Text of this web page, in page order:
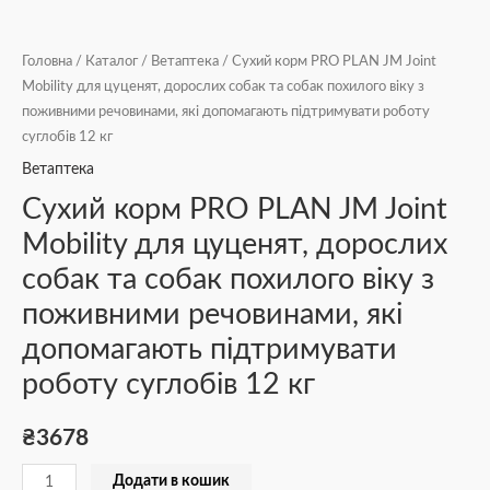
Головна / Каталог / Ветаптека / Сухий корм PRO PLAN JM Joint
Mobility для цуценят, дорослих собак та собак похилого віку з
поживними речовинами, які допомагають підтримувати роботу
суглобів 12 кг
Ветаптека
Сухий корм PRO PLAN JM Joint
Mobility для цуценят, дорослих
собак та собак похилого віку з
поживними речовинами, які
допомагають підтримувати
роботу суглобів 12 кг
₴3678
Додати в кошик